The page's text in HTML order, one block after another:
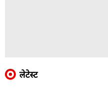
लेटेस्ट